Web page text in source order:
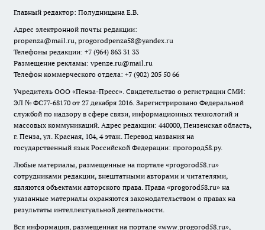
Главный редактор: Полудницына Е.В.
Адрес электронной почты редакции:
propenza@mail.ru, progorodpenza58@yandex.ru
Телефоны редакции: +7 (964) 863 31 33
Размещение рекламы: vpenze.ru@mail.ru
Телефон коммерческого отдела: +7 (902) 205 50 66
Учредитель ООО «Пенза-Пресс». Свидетельство о регистрации СМИ:
ЭЛ № ФС77-68170 от 27 декабря 2016. Зарегистрировано Федеральной
службой по надзору в сфере связи, информационных технологий и
массовых коммуникаций. Адрес редакции: 440000, Пензенская область,
г. Пенза, ул. Красная, 104, 4 этаж. Перевод названия на
государственный язык Российской Федерации: прогород58.ру.
Любые материалы, размещенные на портале «progorod58.ru»
сотрудниками редакции, внештатными авторами и читателями,
являются объектами авторского права. Права «progorod58.ru» на
указанные материалы охраняются законодательством о правах на
результаты интеллектуальной деятельности.
Вся информация, размещенная на портале «www.progorod58.ru»,